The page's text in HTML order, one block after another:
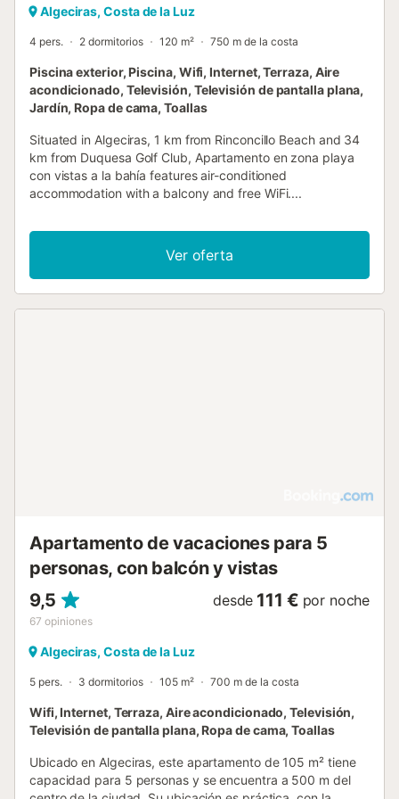
Algeciras, Costa de la Luz
4 pers. 2 dormitorios 120 m² 750 m de la costa
Piscina exterior, Piscina, Wifi, Internet, Terraza, Aire
acondicionado, Televisión, Televisión de pantalla plana,
Jardín, Ropa de cama, Toallas
Situated in Algeciras, 1 km from Rinconcillo Beach and 34
km from Duquesa Golf Club, Apartamento en zona playa
con vistas a la bahía features air-conditioned
accommodation with a balcony and free WiFi....
Ver oferta
Apartamento de vacaciones para 5
personas, con balcón y vistas
9,5
67 opiniones
desde 111 € por noche
Algeciras, Costa de la Luz
5 pers. 3 dormitorios 105 m² 700 m de la costa
Wifi, Internet, Terraza, Aire acondicionado, Televisión,
Televisión de pantalla plana, Ropa de cama, Toallas
Ubicado en Algeciras, este apartamento de 105 m² tiene
capacidad para 5 personas y se encuentra a 500 m del